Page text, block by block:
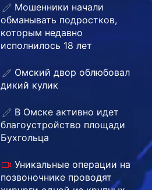
Мошенники начали
обманывать подростков,
которым недавно
исполнилось 18 лет
Омский двор облюбовал
дикий кулик
В Омске активно идет
благоустройство площади
Бухгольца
Уникальные операции на
позвоночнике проводят